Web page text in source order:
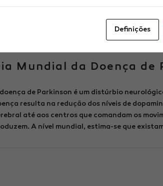
11/04/2023 Sem
Mundial da Doença de
de Parkinson é um distúrbio
resulta na redução dos níveis de
até aos centros que comandam os
A nível mundial, estima-se que
Definições